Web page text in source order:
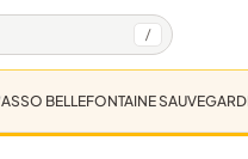
/
ASSO BELLEFONTAINE